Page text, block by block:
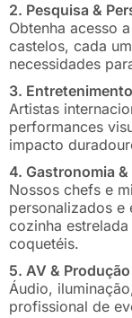
2. Pesquisa &
Obtenha acesso
castelos, cada
necessidades
3.
Artistas
performances
impacto
4. Gastronomia
Nossos chefs e
personalizados e
cozinha
coquetéis.
5. AV & Produção
Áudio,
profissional de